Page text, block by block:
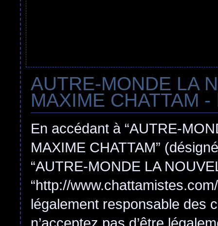
AUTRE-MONDE LA
MAXIME CHATTAM
En accédant à “AUTRE-
MAXIME CHATTAM”
“AUTRE-MONDE LA
“http://
légalement responsable des